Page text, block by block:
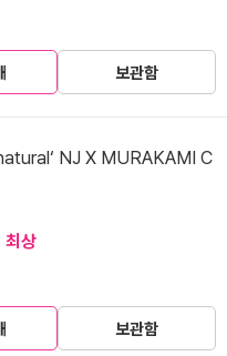
보관함
NJ X MURAKAMI C
최상
보관함